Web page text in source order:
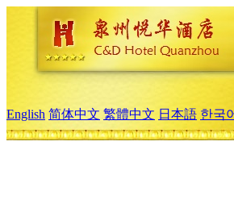
English 简体中文 繁體中文 日本語 한국